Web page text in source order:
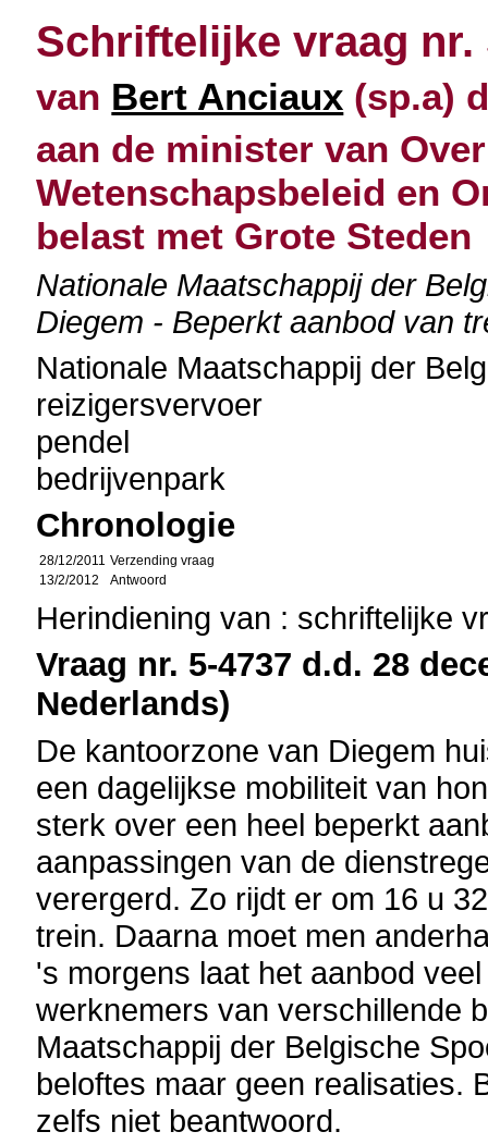
Schriftelijke vraag nr.
van Bert Anciaux (sp.a)
aan de minister van
Wetenschapsbeleid en
belast met Grote Steden
Nationale Maatschappij der
Diegem - Beperkt aanbod van
Nationale Maatschappij der
reizigersvervoer
pendel
bedrijvenpark
Chronologie
28/12/2011 Verzending vraag
13/2/2012
Antwoord
Herindiening van : schriftelijke
Vraag nr. 5-4737 d.d. 28
Nederlands)
De kantoorzone van Diegem
een dagelijkse mobiliteit van
sterk over een heel beperkt
aanpassingen van de
verergerd. Zo rijdt er om 16 u
trein. Daarna moet men
's morgens laat het aanbod
werknemers van verschillende
Maatschappij der Belgische
beloftes maar geen realisaties.
zelfs niet beantwoord.